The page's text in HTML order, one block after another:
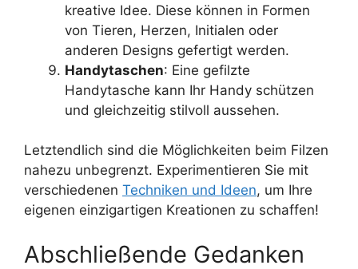
kreative Idee. Diese können in Formen
von Tieren, Herzen, Initialen oder
anderen Designs gefertigt werden.
Handytaschen: Eine gefilzte
Handytasche kann Ihr Handy schützen
und gleichzeitig stilvoll aussehen.
Letztendlich sind die Möglichkeiten beim Filzen
nahezu unbegrenzt. Experimentieren Sie mit
verschiedenen Techniken und Ideen, um Ihre
eigenen einzigartigen Kreationen zu schaffen!
Abschließende Gedanken